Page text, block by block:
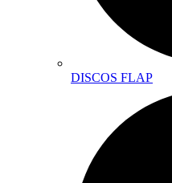
DISCOS FLAP